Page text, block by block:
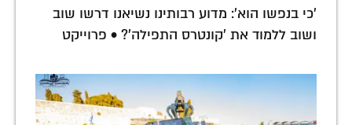
'כי בנפשו הוא': מדוע רבותינו נשיאנו דרשו שוב
ושוב ללמוד את 'קונטרס התפילה'? • פרוייקט